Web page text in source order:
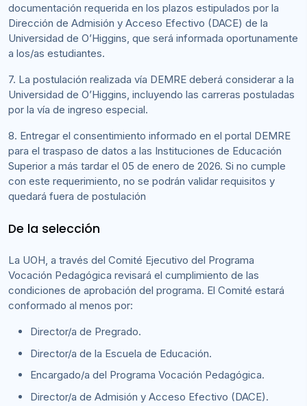
documentación requerida en los plazos estipulados por la
Dirección de Admisión y Acceso Efectivo (DACE) de la
Universidad de O’Higgins, que será informada oportunamente
a los/as estudiantes.
7. La postulación realizada vía DEMRE deberá considerar a la
Universidad de O’Higgins, incluyendo las carreras postuladas
por la vía de ingreso especial.
8. Entregar el consentimiento informado en el portal DEMRE
para el traspaso de datos a las Instituciones de Educación
Superior a más tardar el 05 de enero de 2026. Si no cumple
con este requerimiento, no se podrán validar requisitos y
quedará fuera de postulación
De la selección
La UOH, a través del Comité Ejecutivo del Programa
Vocación Pedagógica revisará el cumplimiento de las
condiciones de aprobación del programa. El Comité estará
conformado al menos por:
Director/a de Pregrado.
Director/a de la Escuela de Educación.
Encargado/a del Programa Vocación Pedagógica.
Director/a de Admisión y Acceso Efectivo (DACE).